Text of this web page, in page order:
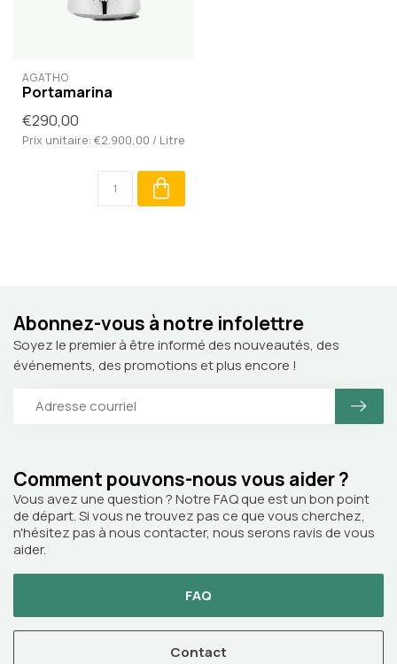
AGATHO
Portamarina
€290,00
Prix unitaire: €2.900,00 / Litre
Comment pouvons-nous vous aider ?
Vous avez une question ? Notre FAQ que est un bon point
de départ. Si vous ne trouvez pas ce que vous cherchez,
n'hésitez pas à nous contacter, nous serons ravis de vous
aider.
FAQ
Contact
Abonnez-vous à notre infolettre
Soyez le premier à être informé des nouveautés, des
événements, des promotions et plus encore !